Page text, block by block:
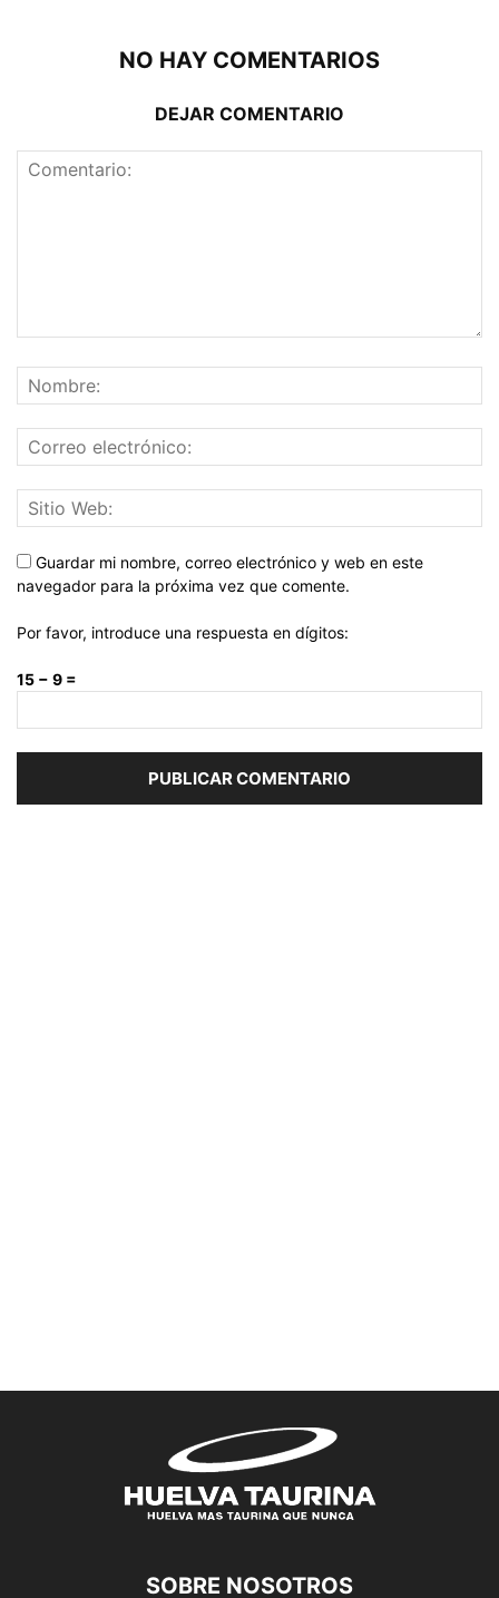
NO HAY COMENTARIOS
DEJAR COMENTARIO
Guardar mi nombre, correo electrónico y web en este
navegador para la próxima vez que comente.
Por favor, introduce una respuesta en dígitos:
15 − 9 =
SOBRE NOSOTROS